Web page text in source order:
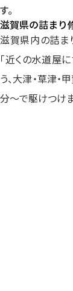
す。
滋賀県の詰まり
滋賀県内の詰ま
「近くの水道屋
う、大津・草津
分～で駆けつけま